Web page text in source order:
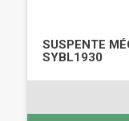
SUSPENTE
SYBL1930